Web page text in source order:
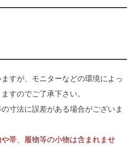
すが、モニターなどの環境によっ
すのでご了承下さい。
寸法に誤差がある場合がございま
帯、履物等の小物は含まれませ